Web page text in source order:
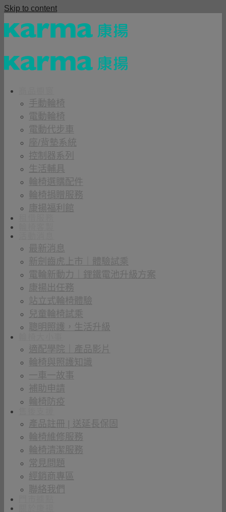
Skip to content
手動輪椅
電動輪椅
電動代步車
座/背墊系統
控制器系列
生活輔具
輪椅選購配件
輪椅捐贈服務
康揚福利館
最新消息
新劍齒虎上市｜體驗試乘
電輪新動力｜鋰鐵電池升級方案
康揚出任務
站立式輪椅體驗
兒童輪椅試乘
聰明照護，生活升級
適配學院｜產品影片
輪椅與照護知識
一車一故事
補助申請
輪椅防疫
產品註冊 | 送延長保固
輪椅維修服務
輪椅清潔服務
常見問題
經銷商專區
聯絡我們